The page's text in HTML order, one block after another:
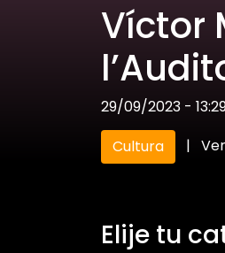
Víctor
29/09/2023 -
Cultura
|
Elije tu